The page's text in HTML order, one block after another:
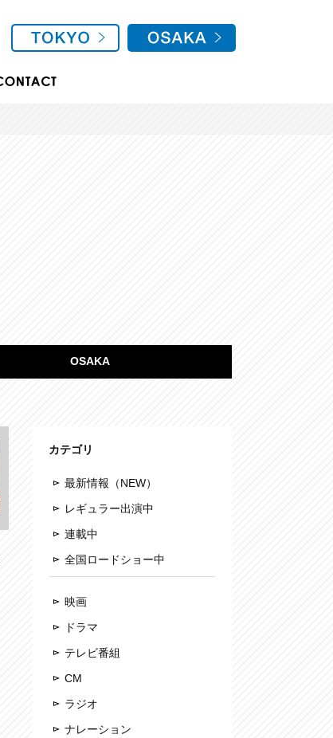
OSAKA
カテゴリ
最新情報（NEW）
レギュラー出演中
連載中
全国ロードショー中
映画
ドラマ
テレビ番組
CM
ラジオ
ナレーション